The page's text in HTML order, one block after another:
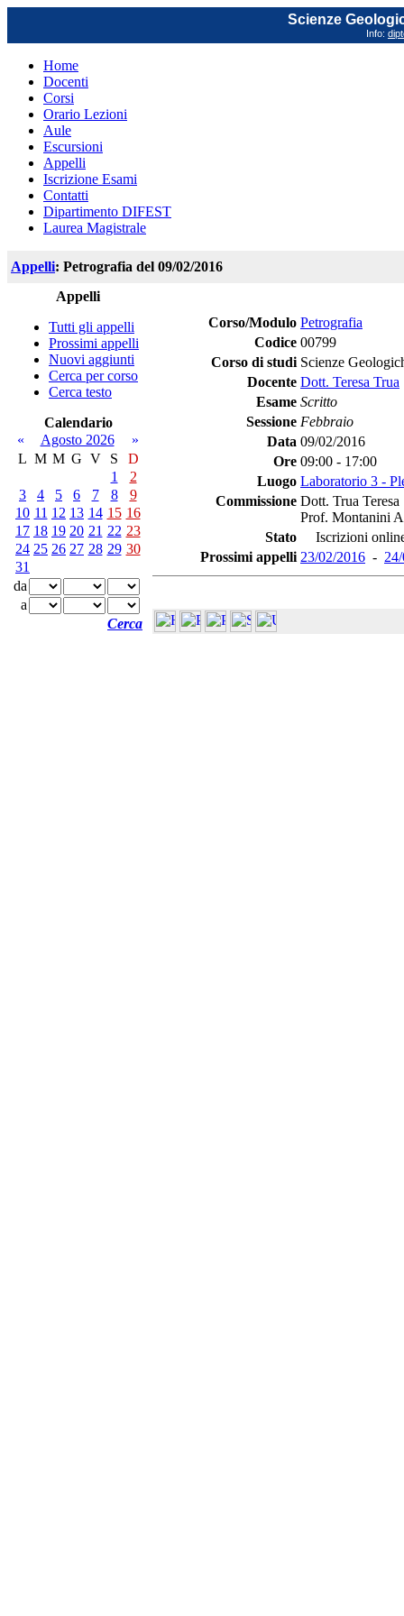
Scienze
Info:
Home
Docenti
Corsi
Orario Lezioni
Aule
Escursioni
Appelli
Iscrizione Esami
Contatti
Dipartimento DIFEST
Laurea Magistrale
Appelli: Petrografia del 09/02/2016
Appelli
Tutti gli appelli
Prossimi appelli
Nuovi aggiunti
Cerca per corso
Cerca testo
Calendario
«
Agosto 2026
»
L M M G V S
D
1
2
3
4 5 6 7 8
9
10 11 12 13 14 15 16
17 18 19 20 21 22 23
24 25 26 27 28 29 30
31
da
a
Cerca
Corso/Modulo Petrografia
Codice 00799
Corso di studi Scienze
Docente Dott. Teresa Trua
Esame Scritto
Sessione Febbraio
Data 09/02/2016
Ore 09:00 - 17:00
Luogo Laboratorio 3 -
Commissione Dott. Trua Teresa
Prof. Montanini
Stato
Iscrizioni
Prossimi appelli 23/02/2016 -